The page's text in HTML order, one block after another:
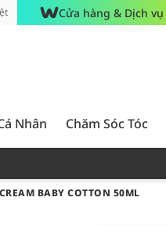
Cửa hàng & Dịch vụ
Nhân Chăm Sóc Tóc
BABY COTTON 50ML